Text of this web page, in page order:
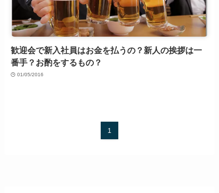
歓迎会で新入社員はお金を払うの？新人の挨拶は一
番手？お酌をするもの？
01/05/2016
1